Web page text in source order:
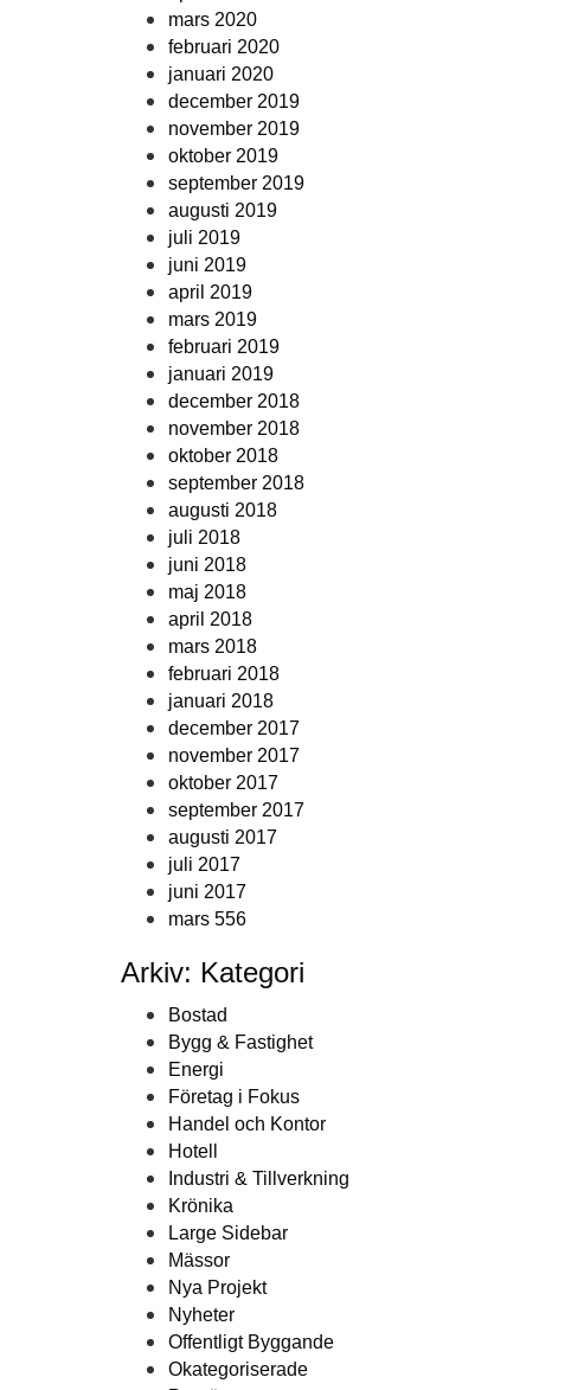
mars 2020
februari 2020
januari 2020
december 2019
november 2019
oktober 2019
september 2019
augusti 2019
juli 2019
juni 2019
april 2019
mars 2019
februari 2019
januari 2019
december 2018
november 2018
oktober 2018
september 2018
augusti 2018
juli 2018
juni 2018
maj 2018
april 2018
mars 2018
februari 2018
januari 2018
december 2017
november 2017
oktober 2017
september 2017
augusti 2017
juli 2017
juni 2017
mars 556
Arkiv: Kategori
Bostad
Bygg & Fastighet
Energi
Företag i Fokus
Handel och Kontor
Hotell
Industri & Tillverkning
Krönika
Large Sidebar
Mässor
Nya Projekt
Nyheter
Offentligt Byggande
Okategoriserade